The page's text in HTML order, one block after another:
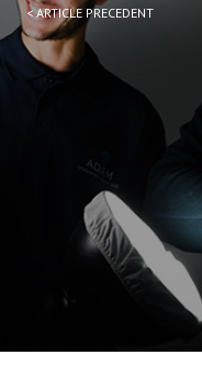
< ARTICLE PRECEDENT